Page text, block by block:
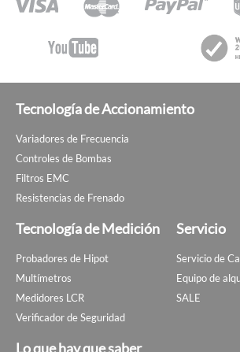
Tecnología de Accionamiento
Variadores de Frecuencia
Controles de Bombas
Filtros EMC
Resistencias de Frenado
Tecnología de Medición
Probadores de Hipot
Multímetros
Medidores LCR
Verificador de Seguridad
Servicio
Servicio de
Equipo de
SALE
Lo que hay que saber